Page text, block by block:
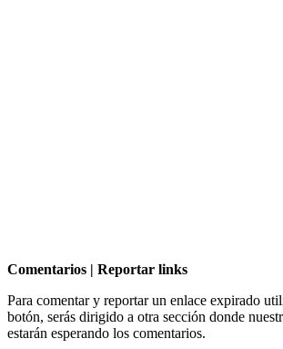
Comentarios | Reportar links
Para comentar y reportar un enlace expirado
botón, serás dirigido a otra sección donde
estarán esperando los comentarios.